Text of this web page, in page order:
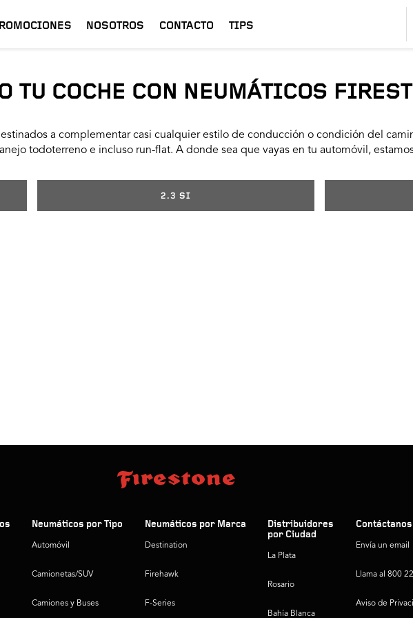
NOSOTROS CONTACTO TIPS
TU COCHE CON NEUMÁTICOS
a complementar casi cualquier estilo de conducción o condición del
todoterreno e incluso run-flat. A donde sea que vayas en tu automóvil,
2.3 SI
Neumáticos por Tipo
Automóvil
Camionetas/SUV
Camiones y Buses
Neumáticos por Marca
Destination
Firehawk
F-Series
Distribuidores
por Ciudad
La Plata
Rosario
Bahía Blanca
Contáctanos
Envía un email
Llama al 800
Aviso de